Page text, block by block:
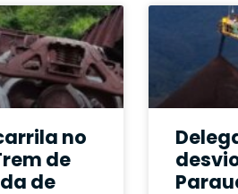
no
de
de